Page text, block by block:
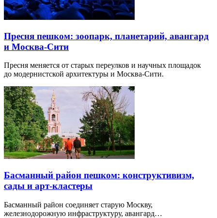
Пресня пешком: зоопарк, планетарий, авангард
и Москва-Сити
Пресня меняется от старых переулков и научных площадок
до модернистской архитектуры и Москва-Сити.
Басманный район пешком: конструктивизм,
сады и арт-кластеры
Басманный район соединяет старую Москву,
железнодорожную инфраструктуру, авангард…